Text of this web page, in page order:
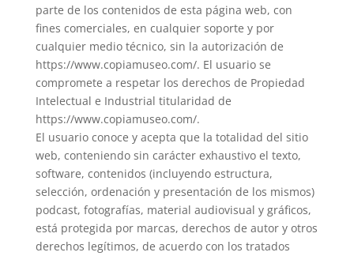
parte de los contenidos de esta página web, con
fines comerciales, en cualquier soporte y por
cualquier medio técnico, sin la autorización de
https://www.copiamuseo.com/. El usuario se
compromete a respetar los derechos de Propiedad
Intelectual e Industrial titularidad de
https://www.copiamuseo.com/.
El usuario conoce y acepta que la totalidad del sitio
web, conteniendo sin carácter exhaustivo el texto,
software, contenidos (incluyendo estructura,
selección, ordenación y presentación de los mismos)
podcast, fotografías, material audiovisual y gráficos,
está protegida por marcas, derechos de autor y otros
derechos legítimos, de acuerdo con los tratados